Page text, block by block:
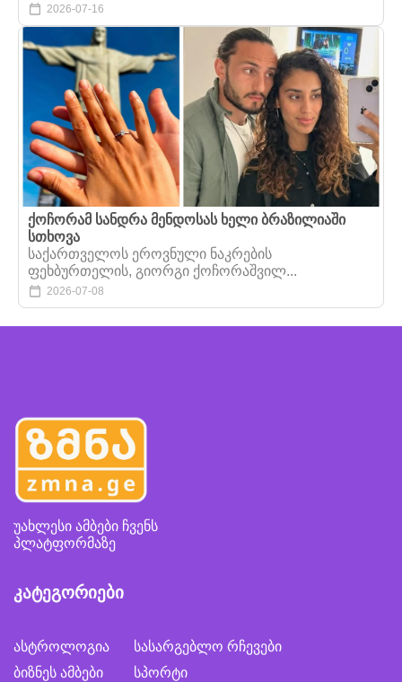
2026-07-16
ქოჩორამ სანდრა მენდოსას ხელი ბრაზილიაში
სთხოვა
საქართველოს ეროვნული ნაკრების
ფეხბურთელის, გიორგი ქოჩორაშვილ...
2026-07-08
უახლესი ამბები ჩვენს
პლატფორმაზე
კატეგორიები
ასტროლოგია
ბიზნეს ამბები
სასარგებლო რჩევები
სპორტი